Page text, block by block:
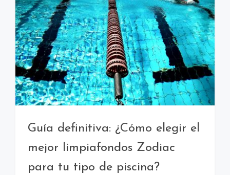
Guía definitiva: ¿Cómo elegir el
mejor limpiafondos Zodiac
para tu tipo de piscina?